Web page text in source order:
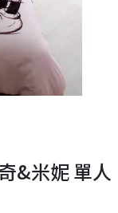
&米妮 單人